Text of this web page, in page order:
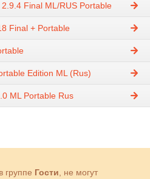
Final ML/RUS Portable
Final + Portable
Edition ML (Rus)
ML Portable Rus
группе Гости, не могут